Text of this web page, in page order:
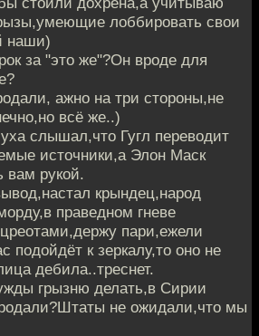
лоббировать свои
наши)
за "это же"?Он вроде для
ажно на три стороны,не
всё же..)
слышал,что Гугл переводит
источники,а Элон Маск
вам рукой.
крындец,народ
праведном гневе
пари,ежели
подойдёт к зеркалу,то оно не
дебила..треснет.
грызню делать,в Сирии
не ожидали,что мы